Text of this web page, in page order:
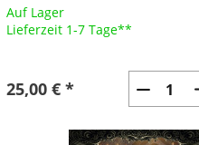
Auf Lager
Lieferzeit 1-7 Tage**
25,00 € *